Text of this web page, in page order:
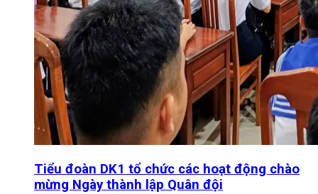
Tiểu đoàn DK1 tổ chức các hoạt động chào
mừng Ngày thành lập Quân đội